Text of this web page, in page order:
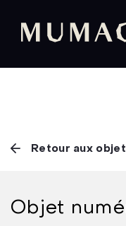
Retour aux
Objet